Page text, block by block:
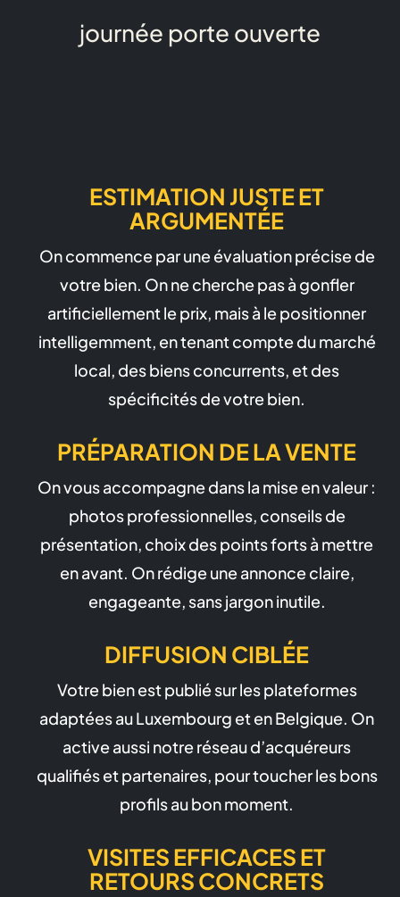
journée porte ouverte
ESTIMATION JUSTE ET
ARGUMENTÉE
On commence par une évaluation précise de
votre bien. On ne cherche pas à gonfler
artificiellement le prix, mais à le positionner
intelligemment, en tenant compte du marché
local, des biens concurrents, et des
spécificités de votre bien.
PRÉPARATION DE LA VENTE
On vous accompagne dans la mise en valeur :
photos professionnelles, conseils de
présentation, choix des points forts à mettre
en avant. On rédige une annonce claire,
engageante, sans jargon inutile.
DIFFUSION CIBLÉE
Votre bien est publié sur les plateformes
adaptées au Luxembourg et en Belgique. On
active aussi notre réseau d’acquéreurs
qualifiés et partenaires, pour toucher les bons
profils au bon moment.
VISITES EFFICACES ET
RETOURS CONCRETS